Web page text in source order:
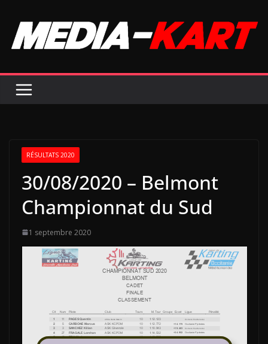
contenu
RÉSULTATS 2020
30/08/2020 – Belmont
Championnat du Sud
1 septembre 2020